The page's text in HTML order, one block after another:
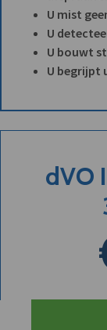
U mist
U
U bouwt
U begrijpt
dVO